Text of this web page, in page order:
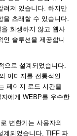
려져 있습니다. 하지만
을 초래할 수 있습니다.
희생하지 않고 웹사
인 솔루션을 제공합니
으로 설계되었습니다.
이미지를 전통적인
페이지 로드 시간을
에게 WEBP를 우수한
변환기는 사용자의
계되었습니다. TIFF 파